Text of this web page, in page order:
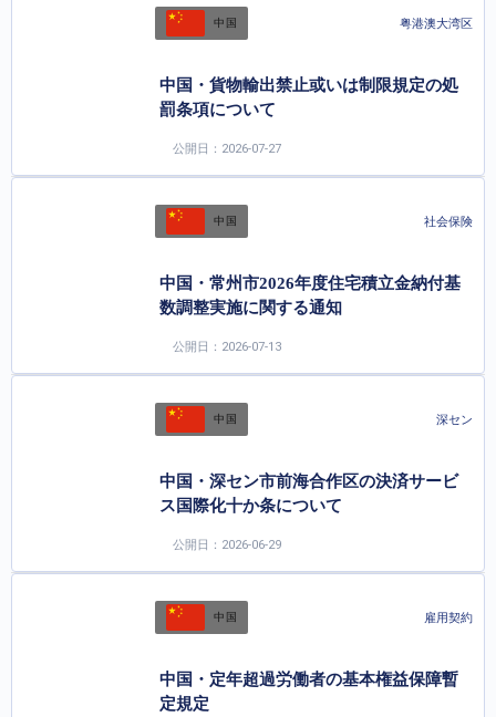
中国 粤港澳大湾区
中国・貨物輸出禁止或いは制限規定の処
罰条項について
公開日：2026-07-27
中国 社会保険
中国・常州市2026年度住宅積立金納付基
数調整実施に関する通知
公開日：2026-07-13
中国 深セン
中国・深セン市前海合作区の決済サービ
ス国際化十か条について
公開日：2026-06-29
中国 雇用契約
中国・定年超過労働者の基本権益保障暫
定規定